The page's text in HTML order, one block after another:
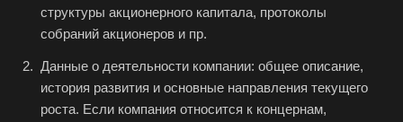
структуры акционерного капитала, протоколы
собраний акционеров и пр.
Данные о деятельности компании: общее описание,
история развития и основные направления текущего
роста. Если компания относится к концернам,
Ахтубинск
Аша
Баймак